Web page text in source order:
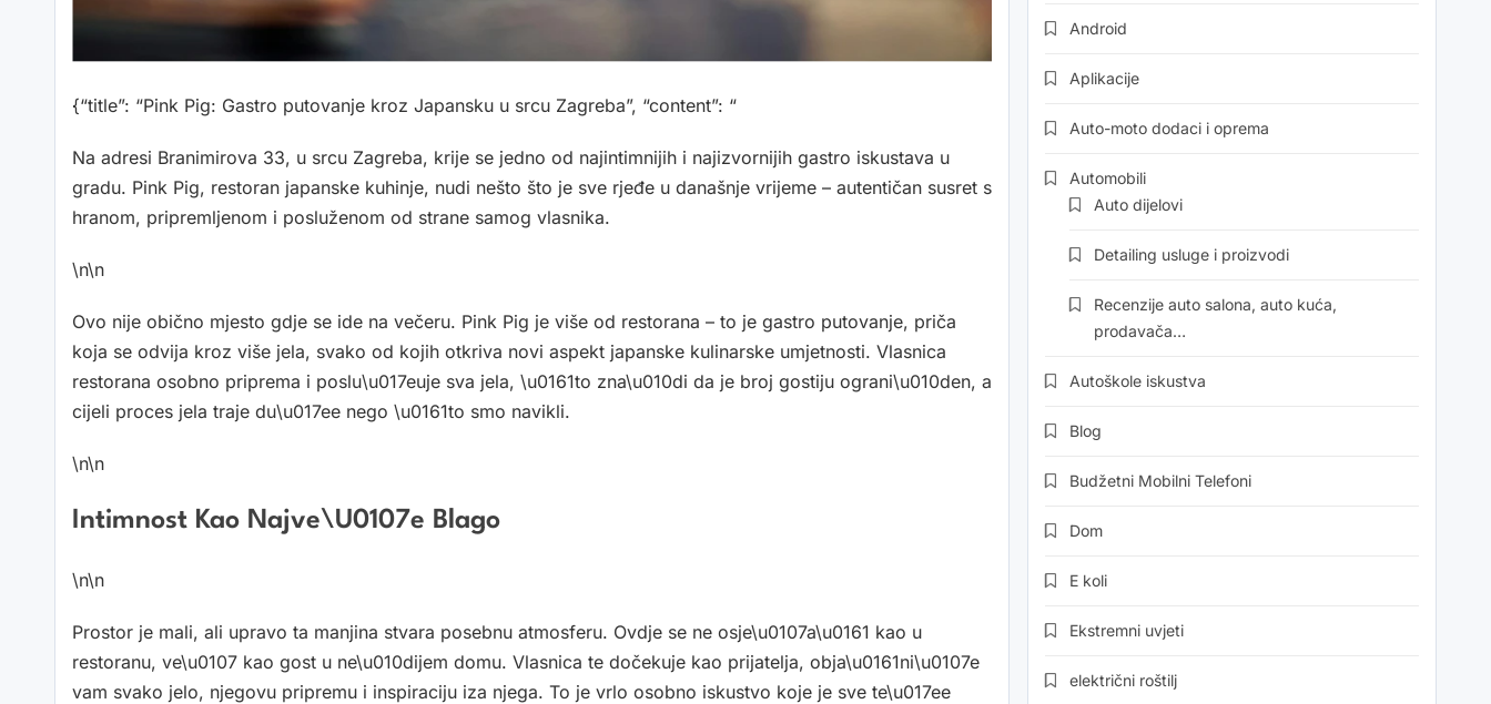
{“title”: “Pink Pig: Gastro putovanje kroz Japansku u srcu Zagreba”, “content”: “
Na adresi Branimirova 33, u srcu Zagreba, krije se jedno od najintimnijih i najizvornijih gastro iskustava u
gradu. Pink Pig, restoran japanske kuhinje, nudi nešto što je sve rjeđe u današnje vrijeme – autentičan susret s
hranom, pripremljenom i posluženom od strane samog vlasnika.
\n\n
Ovo nije obično mjesto gdje se ide na večeru. Pink Pig je više od restorana – to je gastro putovanje, priča
koja se odvija kroz više jela, svako od kojih otkriva novi aspekt japanske kulinarske umjetnosti. Vlasnica
restorana osobno priprema i poslu\u017euje sva jela, \u0161to zna\u010di da je broj gostiju ograni\u010den, a
cijeli proces jela traje du\u017ee nego \u0161to smo navikli.
\n\n
Intimnost Kao Najve\u0107e Blago
\n\n
Prostor je mali, ali upravo ta manjina stvara posebnu atmosferu. Ovdje se ne osje\u0107a\u0161 kao u
restoranu, ve\u0107 kao gost u ne\u010dijem domu. Vlasnica te dočekuje kao prijatelja, obja\u0161ni\u0107e
vam svako jelo, njegovu pripremu i inspiraciju iza njega. To je vrlo osobno iskustvo koje je sve te\u017ee
Android
Aplikacije
Auto-moto dodaci i oprema
Automobili
Auto dijelovi
Detailing usluge i proizvodi
Recenzije auto salona, auto kuća,
prodavača…
Autoškole iskustva
Blog
Budžetni Mobilni Telefoni
Dom
E koli
Ekstremni uvjeti
električni roštilj